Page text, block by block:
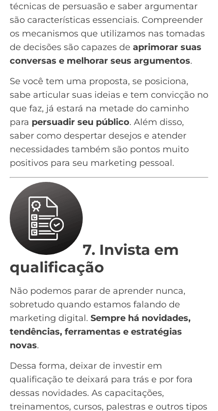
técnicas de persuasão e saber argumentar
são características essenciais. Compreender
os mecanismos que utilizamos nas tomadas
de decisões são capazes de aprimorar suas
conversas e melhorar seus argumentos.
Se você tem uma proposta, se posiciona,
sabe articular suas ideias e tem convicção no
que faz, já estará na metade do caminho
para persuadir seu público. Além disso,
saber como despertar desejos e atender
necessidades também são pontos muito
positivos para seu marketing pessoal.
7. Invista em
qualificação
Não podemos parar de aprender nunca,
sobretudo quando estamos falando de
marketing digital. Sempre há novidades,
tendências, ferramentas e estratégias
novas.
Dessa forma, deixar de investir em
qualificação te deixará para trás e por fora
dessas novidades. As capacitações,
treinamentos, cursos, palestras e outros tipos